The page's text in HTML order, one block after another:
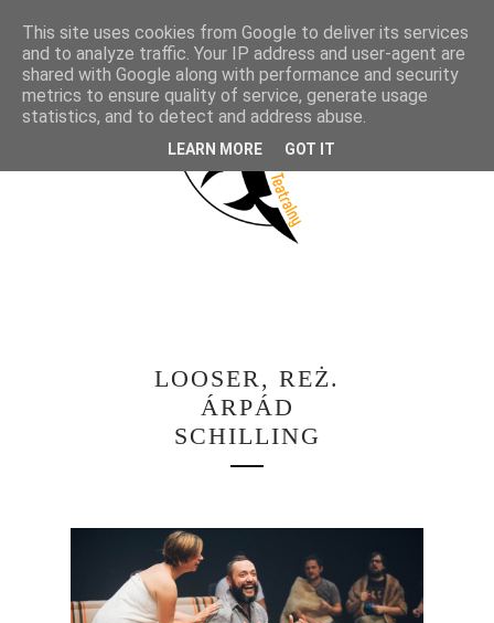
LOOSER, REŻ.
ÁRPÁD
SCHILLING
This site uses cookies from Google to deliver its services
and to analyze traffic. Your IP address and user-agent are
shared with Google along with performance and security
metrics to ensure quality of service, generate usage
statistics, and to detect and address abuse.
LEARN MORE GOT IT